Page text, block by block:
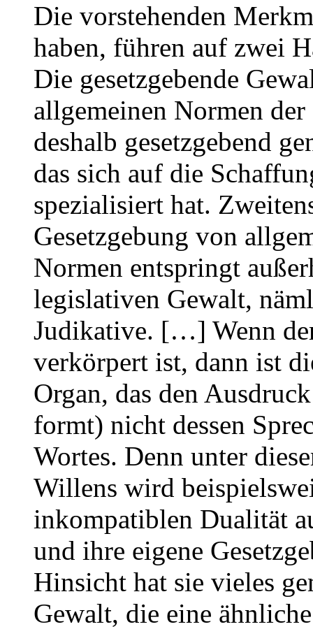
Die vorstehenden
haben, führen auf zwei
Die gesetzgebende
allgemeinen Normen
deshalb gesetzgebend
das sich auf die
spezialisiert hat.
Gesetzgebung von
Normen entspringt
legislativen Gewalt,
Judikative. […] Wenn
verkörpert ist, dann ist
Organ, das den
formt) nicht dessen
Wortes. Denn unter
Willens wird
inkompatiblen Dualität
und ihre eigene
Hinsicht hat sie vieles
Gewalt, die eine